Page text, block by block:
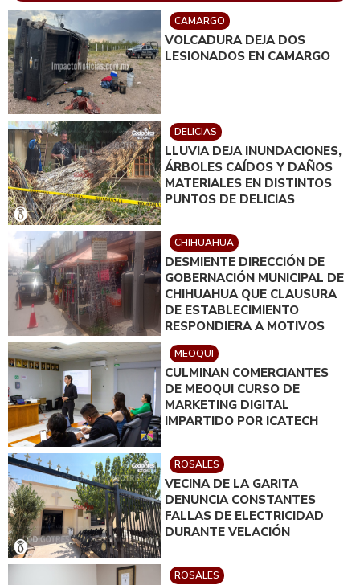
CAMARGO
VOLCADURA DEJA DOS
LESIONADOS EN CAMARGO
DELICIAS
LLUVIA DEJA INUNDACIONES,
ÁRBOLES CAÍDOS Y DAÑOS
MATERIALES EN DISTINTOS
PUNTOS DE DELICIAS
CHIHUAHUA
DESMIENTE DIRECCIÓN DE
GOBERNACIÓN MUNICIPAL DE
CHIHUAHUA QUE CLAUSURA
DE ESTABLECIMIENTO
RESPONDIERA A MOTIVOS
POLÍTICOS
MEOQUI
CULMINAN COMERCIANTES
DE MEOQUI CURSO DE
MARKETING DIGITAL
IMPARTIDO POR ICATECH
ROSALES
VECINA DE LA GARITA
DENUNCIA CONSTANTES
FALLAS DE ELECTRICIDAD
DURANTE VELACIÓN
ROSALES